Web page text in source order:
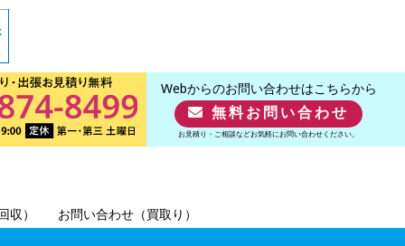
Webからのお問い合わせはこちらから
無料お問い合わせ
お見積り・ご相談などお気軽にお問い合わせください。
収） お問い合わせ（買取り）